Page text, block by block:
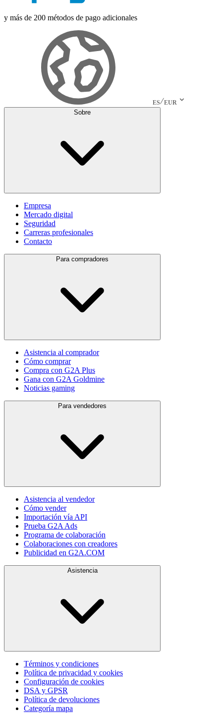
y más de 200 métodos de pago adicionales
ES EUR
Sobre
Empresa
Mercado digital
Seguridad
Carreras profesionales
Contacto
Para compradores
Asistencia al comprador
Cómo comprar
Compra con G2A Plus
Gana con G2A Goldmine
Noticias gaming
Para vendedores
Asistencia al vendedor
Cómo vender
Importación vía API
Prueba G2A Ads
Programa de colaboración
Colaboraciones con creadores
Publicidad en G2A.COM
Asistencia
Términos y condiciones
Política de privacidad y cookies
Configuración de cookies
DSA y GPSR
Política de devoluciones
Categoría mapa